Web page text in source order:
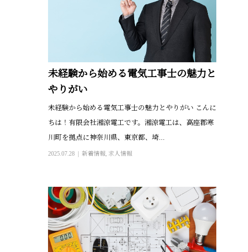
未経験から始める電気工事士の魅力と
やりがい
未経験から始める電気工事士の魅力とやりがい こんに
ちは！有限会社湘涼電工です。湘涼電工は、高座郡寒
川町を拠点に神奈川県、東京都、埼...
2025.07.28 新着情報, 求人情報